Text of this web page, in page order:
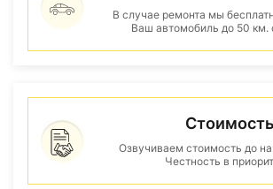
В случае ремонта мы
Ваш автомобиль до 50
Стоимость
Озвучиваем стоимость до
Честность в